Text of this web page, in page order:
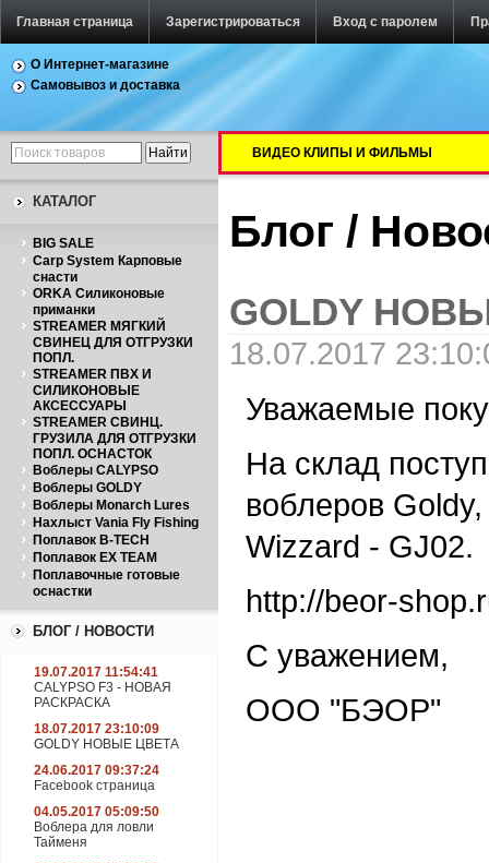
Главная страница Зарегистрироваться Вход с паролем
О Интернет-магазине
Самовывоз и доставка
КАТАЛОГ
BIG SALE
Carp System Карповые
снасти
ORKA Силиконовые
приманки
STREAMER МЯГКИЙ
СВИНЕЦ ДЛЯ ОТГРУЗКИ
ПОПЛ.
STREAMER ПВХ И
СИЛИКОНОВЫЕ
АКСЕССУАРЫ
STREAMER СВИНЦ.
ГРУЗИЛА ДЛЯ ОТГРУЗКИ
ПОПЛ. ОСНАСТОК
Воблеры CALYPSO
Воблеры GOLDY
Воблеры Monarch Lures
Нахлыст Vania Fly Fishing
Поплавок B-TECH
Поплавок EX TEAM
Поплавочные готовые
оснастки
БЛОГ / НОВОСТИ
19.07.2017 11:54:41
CALYPSO F3 - НОВАЯ
РАСКРАСКА
18.07.2017 23:10:09
GOLDY НОВЫЕ ЦВЕТА
24.06.2017 09:37:24
Facebook страница
04.05.2017 05:09:50
Воблера для ловли
Тайменя
ВИДЕО КЛИПЫ И ФИЛЬМЫ
Блог /
GOLDY
18.07.2017
Уважаемые
На склад
воблеров
Wizzard - GJ02.
http://beor-
С уважением,
ООО "БЭОР"